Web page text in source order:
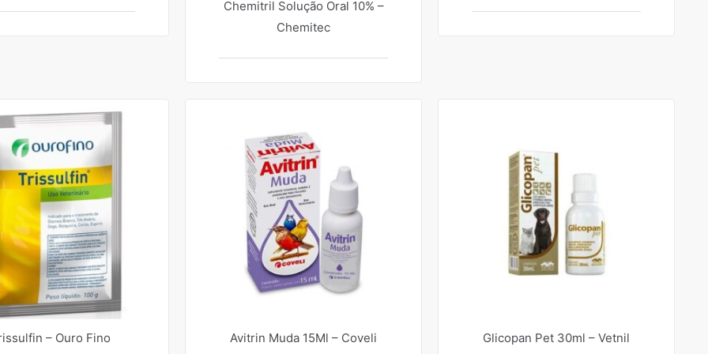
Chemitril Solução Oral 10% –
Chemitec
– Ouro Fino Avitrin Muda 15Ml – Coveli Glicopan Pet 30ml – Vetnil